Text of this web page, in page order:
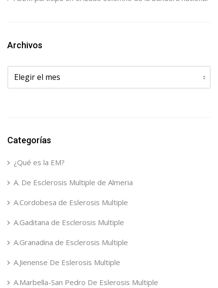
Archivos
Archivos
Categorías
¿Qué es la EM?
A. De Esclerosis Multiple de Almeria
A.Cordobesa de Eslerosis Multiple
A.Gaditana de Esclerosis Multiple
A.Granadina de Esclerosis Multiple
A.Jienense De Eslerosis Multiple
A.Marbella-San Pedro De Eslerosis Multiple